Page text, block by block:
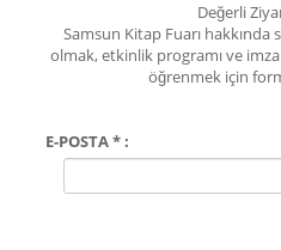
Değerli
Samsun Kitap Fuarı
olmak, etkinlik programı ve
öğrenmek için
E-POSTA * :